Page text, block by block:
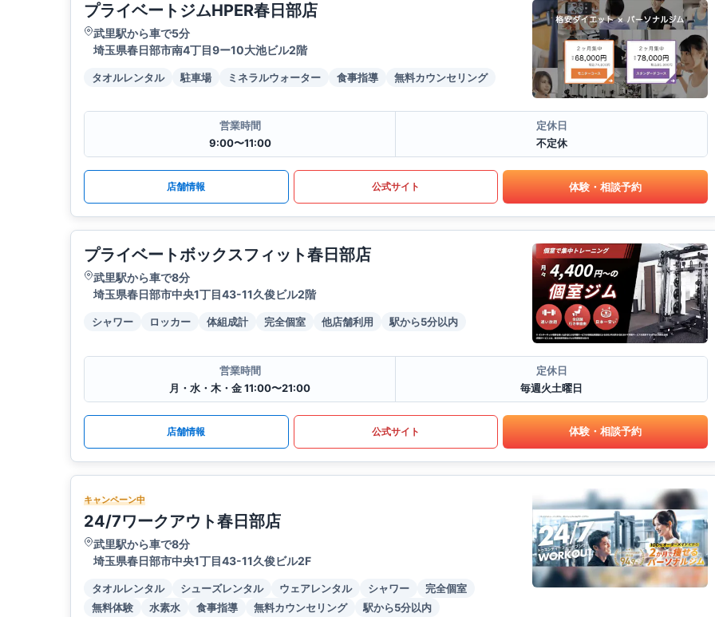
プライベートジムHPER春日部店
武里駅から車で5分
埼玉県春日部市南4丁目9ー10大池ビル2階
タオルレンタル 駐車場 ミネラルウォーター 食事指導 無料カウンセリング
営業時間
9:00〜11:00
定休日
不定休
店舗情報 公式サイト 体験・相談予約
プライベートボックスフィット春日部店
武里駅から車で8分
埼玉県春日部市中央1丁目43-11久俊ビル2階
シャワー ロッカー 体組成計 完全個室 他店舗利用 駅から5分以内
営業時間
月・水・木・金 11:00〜21:00
定休日
毎週火土曜日
店舗情報 公式サイト 体験・相談予約
キャンペーン中
24/7ワークアウト春日部店
武里駅から車で8分
埼玉県春日部市中央1丁目43-11久俊ビル2F
タオルレンタル シューズレンタル ウェアレンタル シャワー
完全個室
無料体験
水素水 食事指導 無料カウンセリング 駅から5分以内